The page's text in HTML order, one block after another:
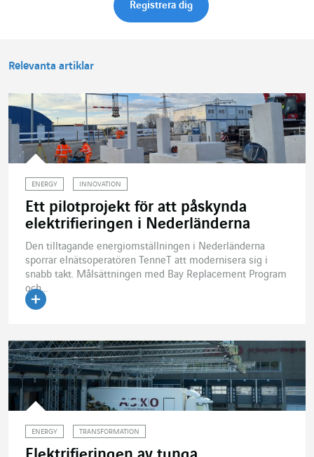
Relevanta artiklar
ENERGY INNOVATION
Ett pilotprojekt för att påskynda
elektrifieringen i Nederländerna
Den tilltagande energiomställningen i Nederländerna
sporrar elnätsoperatören TenneT att modernisera sig i
snabb takt. Målsättningen med Bay Replacement Program
och...
ENERGY TRANSFORMATION